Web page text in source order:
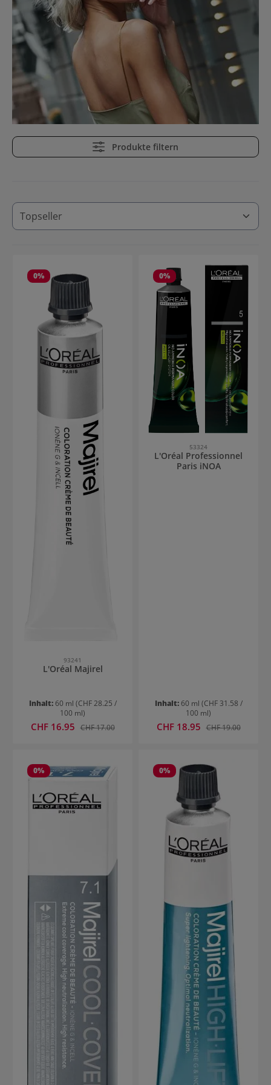
Produkte filtern
0%
93241
L'Oréal Majirel
Inhalt: 60 ml (CHF 28.25 /
100 ml)
Verkaufspreis:
CHF 16.95 Regulärer Preis:
CHF 17.00
0%
53324
L'Oréal Professionnel
Paris iNOA
Inhalt: 60 ml (CHF 31.58 /
100 ml)
Verkaufspreis:
CHF 18.95 Regulärer Preis:
CHF 19.00
0% 0%